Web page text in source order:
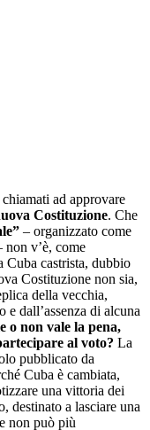
ad approvare
Costituzione. Che
– organizzato come
non v’è, come
Cuba castrista, dubbio
Costituzione non sia,
della vecchia,
e dall’assenza di alcuna
o non vale la pena,
al voto? La
pubblicato da
Cuba è cambiata,
una vittoria dei
destinato a lasciare una
non può più